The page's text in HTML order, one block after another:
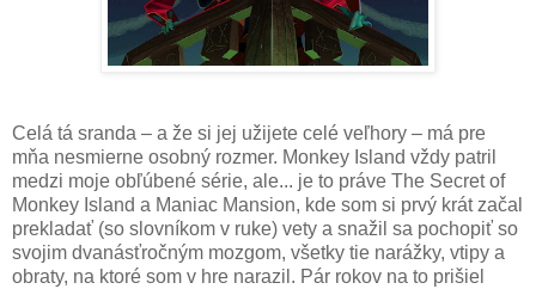
Celá tá sranda – a že si jej užijete celé veľhory – má pre
mňa nesmierne osobný rozmer. Monkey Island vždy patril
medzi moje obľúbené série, ale... je to práve The Secret of
Monkey Island a Maniac Mansion, kde som si prvý krát začal
prekladať (so slovníkom v ruke) vety a snažil sa pochopiť so
svojim dvanásťročným mozgom, všetky tie narážky, vtipy a
obraty, na ktoré som v hre narazil. Pár rokov na to prišiel